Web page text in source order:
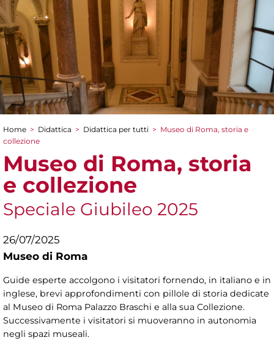
Tu sei qui
Home > Didattica > Didattica per tutti > Museo di Roma, storia e
collezione
Museo di Roma, storia
e collezione
Speciale Giubileo 2025
26/07/2025
Museo di Roma
Guide esperte accolgono i visitatori fornendo, in italiano e in
inglese, brevi approfondimenti con pillole di storia dedicate
al Museo di Roma Palazzo Braschi e alla sua Collezione.
Successivamente i visitatori si muoveranno in autonomia
negli spazi museali.